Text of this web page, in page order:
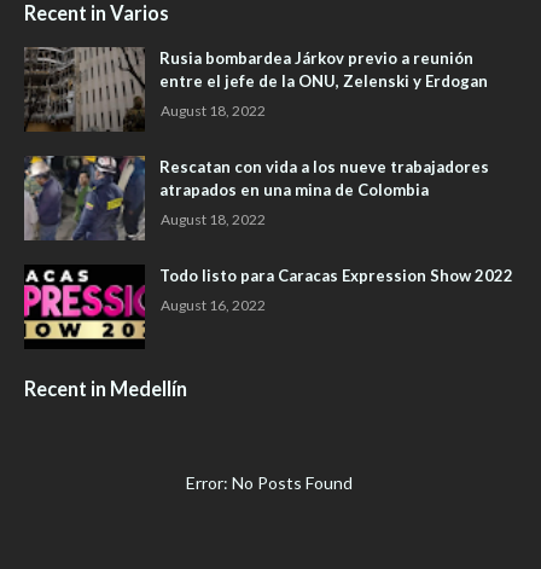
Recent in Varios
Rusia bombardea Járkov previo a reunión
entre el jefe de la ONU, Zelenski y Erdogan
August 18, 2022
Rescatan con vida a los nueve trabajadores
atrapados en una mina de Colombia
August 18, 2022
Todo listo para Caracas Expression Show 2022
August 16, 2022
Recent in Medellín
Error: No Posts Found